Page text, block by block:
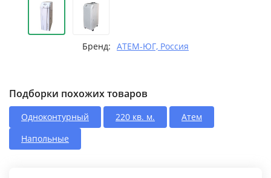
Бренд: АТЕМ-ЮГ, Россия
Подборки похожих товаров
Одноконтурный 220 кв. м.
Атем
Напольные